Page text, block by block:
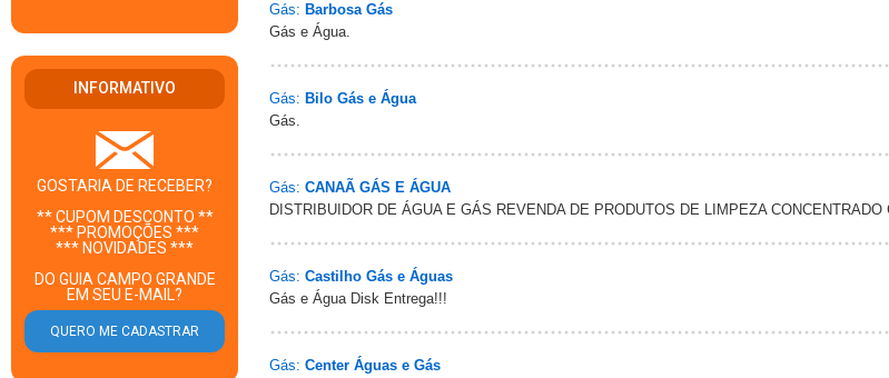
INFORMATIVO
GOSTARIA DE RECEBER?
** CUPOM DESCONTO **
*** PROMOÇÕES ***
*** NOVIDADES ***
DO GUIA CAMPO GRANDE
EM SEU E-MAIL?
Gás: Barbosa Gás
Gás e Água.
Gás: Bilo Gás e Água
Gás.
Gás: CANAÃ GÁS E ÁGUA
DISTRIBUIDOR DE ÁGUA E GÁS REVENDA DE PRODUTOS DE LIMPEZA CONCENTRADO
Gás: Castilho Gás e Águas
Gás e Água Disk Entrega!!!
Gás: Center Águas e Gás